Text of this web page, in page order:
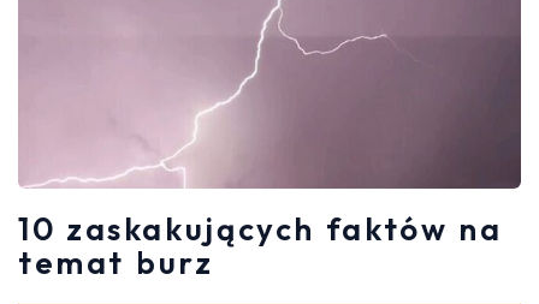
10 zaskakujących faktów na
temat burz